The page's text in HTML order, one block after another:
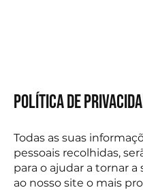
Política de
Todas as suas
pessoais recolhidas,
para o ajudar a tornar a
ao nosso site o mais